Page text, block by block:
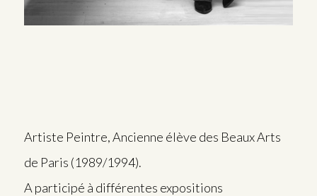
Artiste Peintre, Ancienne élève des Beaux Arts
de Paris (1989/1994).
A participé à différentes expositions